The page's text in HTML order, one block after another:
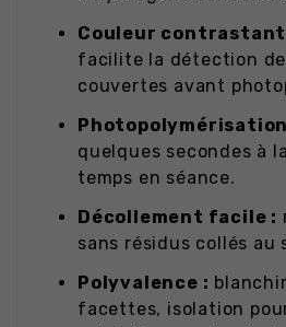
Couleur
facilite la détection
couvertes avant
quelques secondes à
temps en séance.
Décollement facile :
sans résidus collés au
Polyvalence :
facettes, isolation